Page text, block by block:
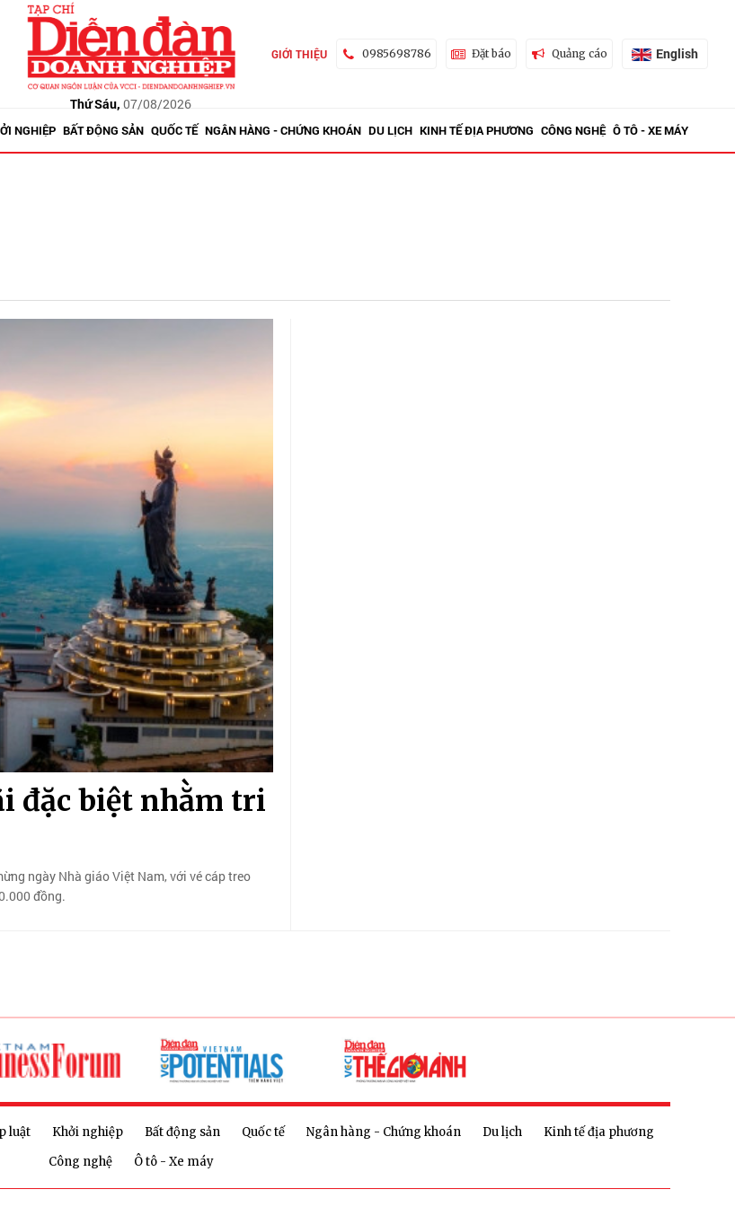
Thứ Sáu, 07/08/2026
GIỚI THIỆU 0985698786 Đặt báo Quảng cáo English
NGHIỆP BẤT ĐỘNG SẢN QUỐC TẾ NGÂN HÀNG - CHỨNG KHOÁN DU LỊCH KINH TẾ ĐỊA PHƯƠNG CÔNG NGHỆ Ô TÔ - XE MÁY
đặc biệt nhằm tri
ngày Nhà giáo Việt Nam, với vé cáp treo
đồng.
luật Khởi nghiệp Bất động sản Quốc tế Ngân hàng - Chứng khoán Du lịch
Kinh tế địa phương
Công nghệ
Ô tô - Xe máy